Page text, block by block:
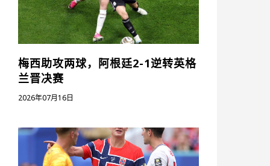
梅西助攻两球，阿根廷2-1逆转英格
兰晋决赛
2026年07月16日